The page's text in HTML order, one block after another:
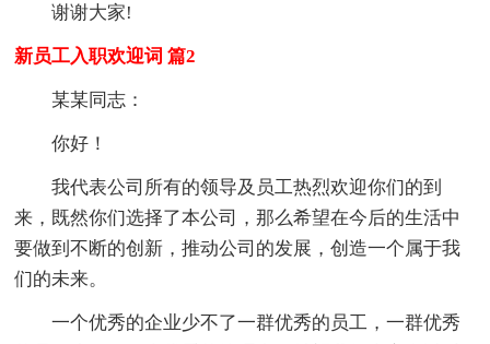
谢谢大家!
新员工入职欢迎词 篇2
某某同志：
你好！
我代表公司所有的领导及员工热烈欢迎你们的到
来，既然你们选择了本公司，那么希望在今后的生活中
要做到不断的创新，推动公司的发展，创造一个属于我
们的未来。
一个优秀的企业少不了一群优秀的员工，一群优秀